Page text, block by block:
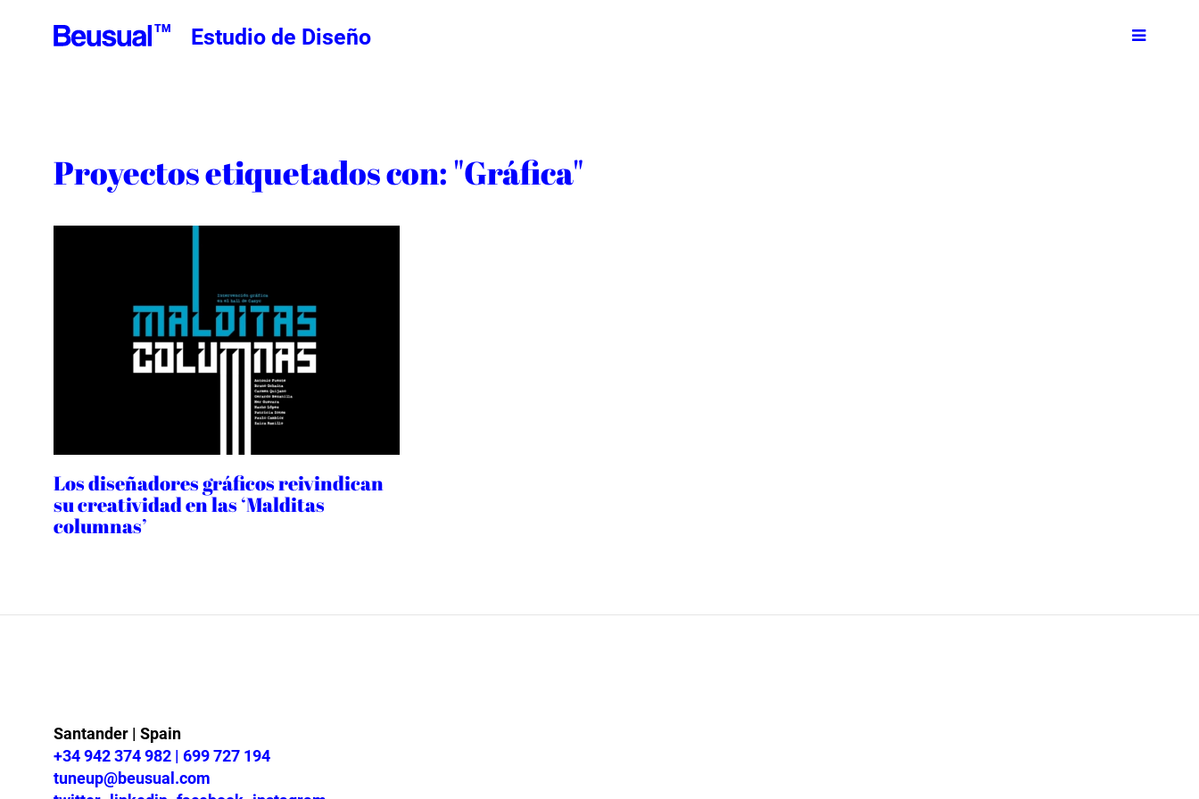
TM Estudio de Diseño
Proyectos etiquetados con: "Gráfica"
Los diseñadores gráficos reivindican
su creatividad en las ‘Malditas
columnas’
Santander | Spain
+34 942 374 982 | 699 727 194
tuneup@beusual.com